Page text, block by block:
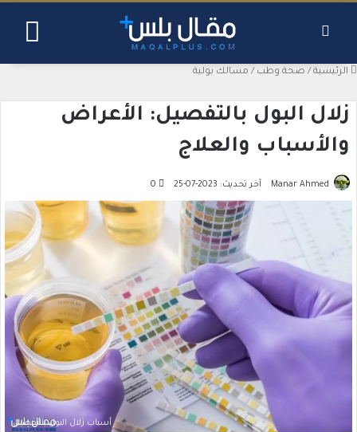
الرئيسية / صحة وطب / مسالك بولية
زلال البول بالتفصيل: الأعراض
والأسباب والعلاج
Manar Ahmed آخر تحديث: 2023-07-25 0
أسباب زلال البول بالتفصيل